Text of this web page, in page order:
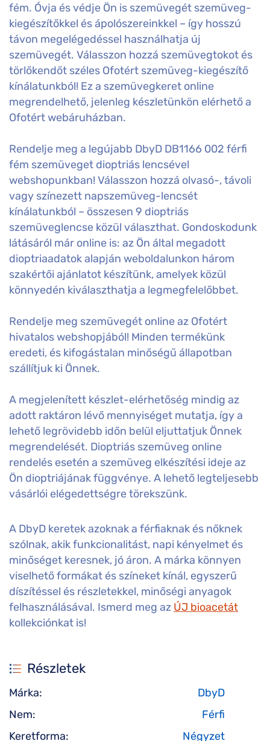
fém. Óvja és védje Ön is szemüvegét szemüveg-
kiegészítőkkel és ápolószereinkkel – így hosszú
távon megelégedéssel használhatja új
szemüvegét. Válasszon hozzá szemüvegtokot és
törlőkendőt széles Ofotért szemüveg-kiegészítő
kínálatunkból! Ez a szemüvegkeret online
megrendelhető, jelenleg készletünkön elérhető a
Ofotért webáruházban.
Rendelje meg a legújabb DbyD DB1166 002 férfi
fém szemüveget dioptriás lencsével
webshopunkban! Válasszon hozzá olvasó-, távoli
vagy színezett napszemüveg-lencsét
kínálatunkból – összesen 9 dioptriás
szemüveglencse közül választhat. Gondoskodunk
látásáról már online is: az Ön által megadott
dioptriaadatok alapján weboldalunkon három
szakértői ajánlatot készítünk, amelyek közül
könnyedén kiválaszthatja a legmegfelelőbbet.
Rendelje meg szemüvegét online az Ofotért
hivatalos webshopjából! Minden termékünk
eredeti, és kifogástalan minőségű állapotban
szállítjuk ki Önnek.
A megjelenített készlet-elérhetőség mindig az
adott raktáron lévő mennyiséget mutatja, így a
lehető legrövidebb időn belül eljuttatjuk Önnek
megrendelését. Dioptriás szemüveg online
rendelés esetén a szemüveg elkészítési ideje az
Ön dioptriájának függvénye. A lehető legteljesebb
vásárlói elégedettségre törekszünk.
A DbyD keretek azoknak a férfiaknak és nőknek
szólnak, akik funkcionalitást, napi kényelmet és
minőséget keresnek, jó áron. A márka könnyen
viselhető formákat és színeket kínál, egyszerű
díszítéssel és részletekkel, minőségi anyagok
felhasználásával. Ismerd meg az ÚJ bioacetát
kollekciónkat is!
Részletek
Márka:
DbyD
Nem:
Férfi
Keretforma:
Négyzet